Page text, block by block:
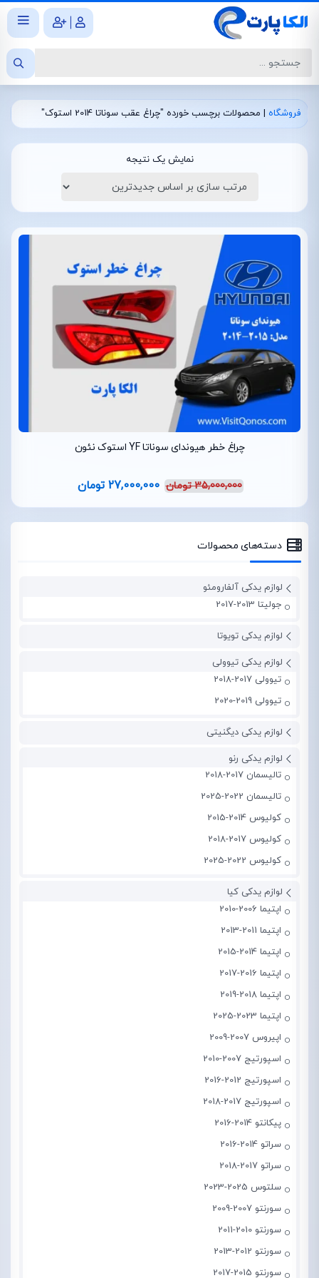
|
فروشگاه | محصولات برچسب خورده "چراغ عقب سوناتا 2014 استوک"
نمایش یک نتیجه
چراغ خطر هیوندای سوناتا YF استوک نئون
35,000,000 تومان 27,000,000 تومان
دسته‌های محصولات
لوازم یدکی آلفارومئو
جولیتا 2013-2017
لوازم یدکی تویوتا
لوازم یدکی تیوولی
تیوولی 2017-2018
تیوولی 2019-2020
لوازم یدکی دیگنیتی
لوازم یدکی رنو
تالیسمان 2017-2018
تالیسمان 2022-2025
کولیوس 2014-2015
کولیوس 2017-2018
کولیوس 2022-2025
لوازم یدکی کیا
اپتیما 2006-2010
اپتیما 2011-2013
اپتیما 2014-2015
اپتیما 2016-2017
اپتیما 2018-2019
اپتیما 2023-2025
اپیروس 2007-2009
اسپورتیج 2007-2010
اسپورتیج 2012-2016
اسپورتیج 2017-2018
پیکانتو 2014-2016
سراتو 2014-2016
سراتو 2017-2018
سلتوس 2025-2023
سورنتو 2007-2009
سورنتو 2010-2011
سورنتو 2012-2013
سورنتو 2015-2017